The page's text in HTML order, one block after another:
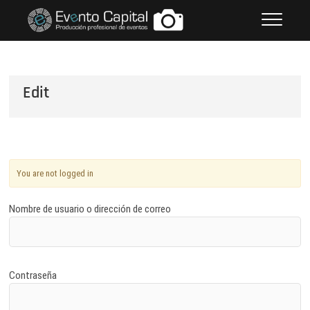
contenido
FOTOS GRUPO EMPRESARIAL
Edit
You are not logged in
Nombre de usuario o dirección de correo
Contraseña